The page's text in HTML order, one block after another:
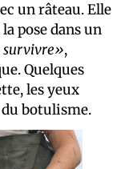
un râteau. Elle
pose dans un
survivre»,
Quelques
les yeux
botulisme.